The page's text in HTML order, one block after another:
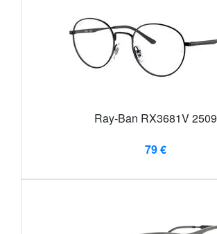
Ray-Ban RX3681V 2509
79 €